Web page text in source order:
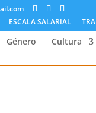
ESCALA SALARIAL
Género Cultura